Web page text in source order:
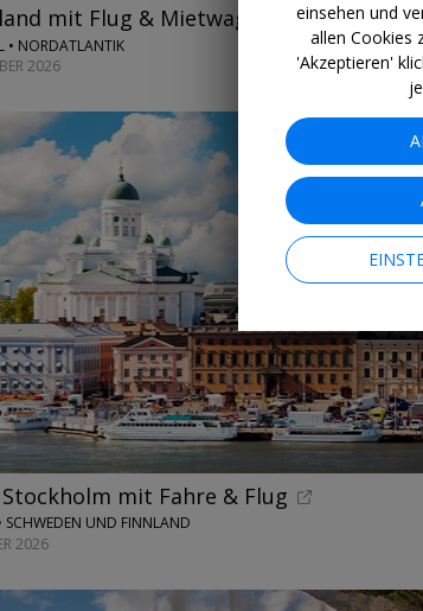
mit Flug & Mietwagen
• NORDATLANTIK
2026
mit Fahre & Flug
SCHWEDEN UND FINNLAND
2026
einsehen und
allen Cookies
'Akzeptieren'